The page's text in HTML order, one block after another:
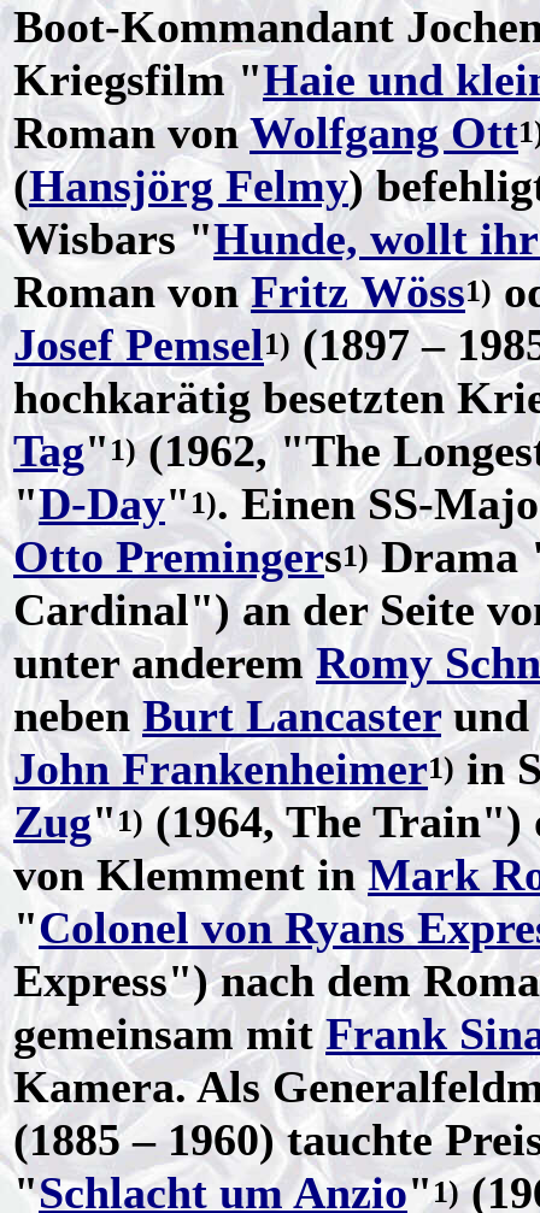
Boot-Kommandant
Kriegsfilm "Haie und
Roman vonWolfgang Ott
(Hansjörg Felmy)
Wisbars "Hunde, wollt
Roman vonFritz Wöss1)
Josef Pemsel1) (1897 –
hochkarätig besetzten
Tag"1)(1962, "The
"D-Day"1). Einen SS-
Otto Premingers1)Drama
Cardinal") an der Seite
unter anderemRomy
neben Burt Lancasterund
John Frankenheimer1) in
Zug"1) (1964, The
von Klemment inMark
"Colonel von Ryans
Express") nach dem
gemeinsam mitFrank
Kamera. Als
(1885 – 1960) tauchte
"Schlacht um Anzio"1)